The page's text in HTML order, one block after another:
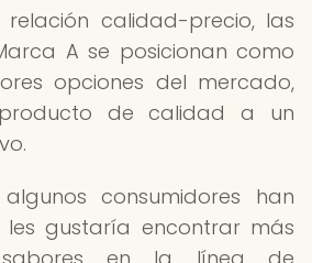
calidad-precio, las
A se posicionan como
opciones del mercado,
de calidad a un
consumidores han
gustaría encontrar más